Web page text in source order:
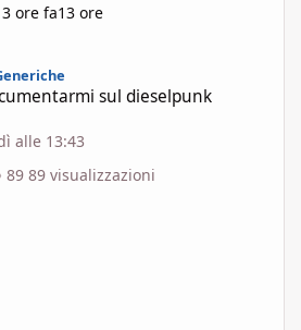
ore fa13 ore
sul dieselpunk
alle 13:43
89 visualizzazioni